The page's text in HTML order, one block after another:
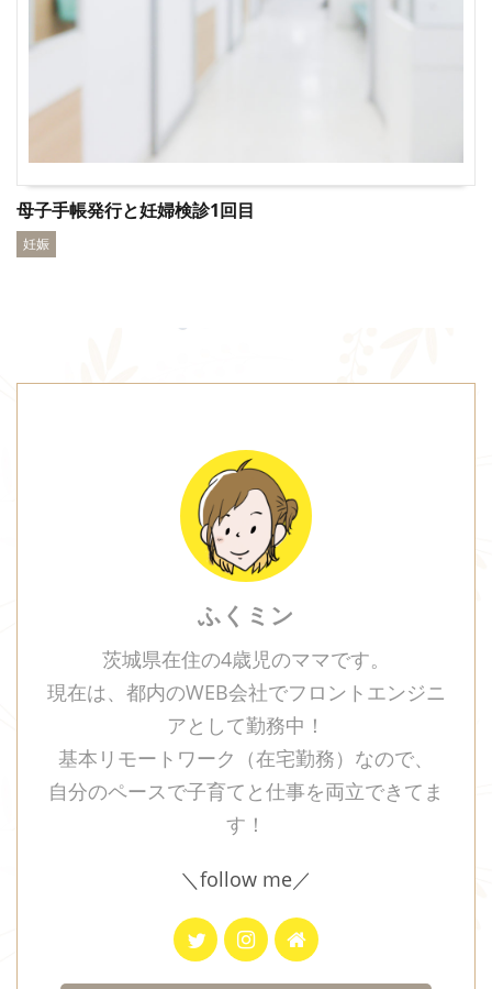
母子手帳発行と妊婦検診1回目
妊娠
ふくミン
茨城県在住の4歳児のママです。
現在は、都内のWEB会社でフロントエンジニ
アとして勤務中！
基本リモートワーク（在宅勤務）なので、
自分のペースで子育てと仕事を両立できてま
す！
＼follow me／